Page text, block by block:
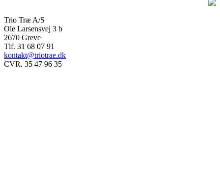
Trio Træ A/S
Ole Larsensvej 3 b
2670 Greve
Tlf. 31 68 07 91
kontakt@triotrae.dk
CVR. 35 47 96 35